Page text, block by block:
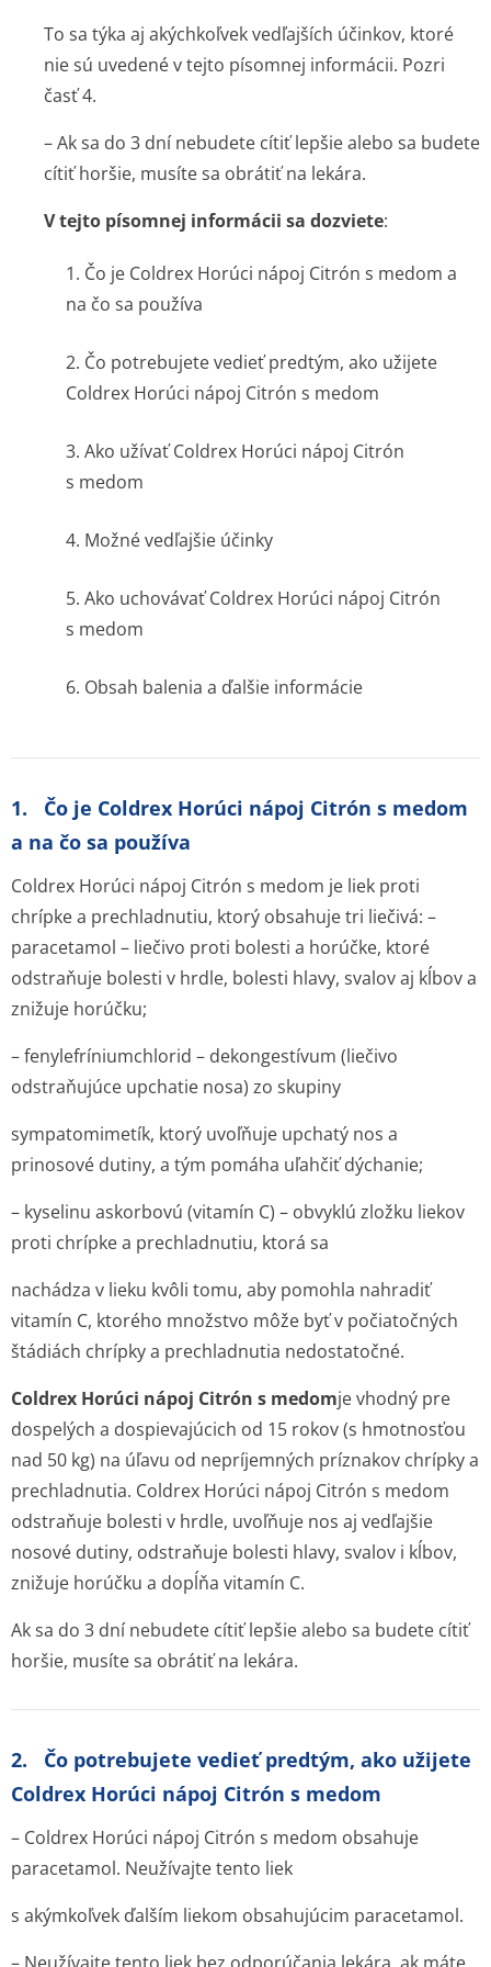
To sa týka aj akýchkoľvek vedľajších účinkov, ktoré
nie sú uvedené v tejto písomnej informácii. Pozri
časť 4.
– Ak sa do 3 dní nebudete cítiť lepšie alebo sa budete
cítiť horšie, musíte sa obrátiť na lekára.
V tejto písomnej informácii sa dozviete:
1. Čo je Coldrex Horúci nápoj Citrón s medom a
na čo sa používa
2. Čo potrebujete vedieť predtým, ako užijete
Coldrex Horúci nápoj Citrón s medom
3. Ako užívať Coldrex Horúci nápoj Citrón
s medom
4. Možné vedľajšie účinky
5. Ako uchovávať Coldrex Horúci nápoj Citrón
s medom
6. Obsah balenia a ďalšie informácie
1. Čo je Coldrex Horúci nápoj Citrón s medom
a na čo sa používa
Coldrex Horúci nápoj Citrón s medom je liek proti
chrípke a prechladnutiu, ktorý obsahuje tri liečivá: –
paracetamol – liečivo proti bolesti a horúčke, ktoré
odstraňuje bolesti v hrdle, bolesti hlavy, svalov aj kĺbov a
znižuje horúčku;
– fenylefrínium­chlorid – dekongestívum (liečivo
odstraňujúce upchatie nosa) zo skupiny
sympatomimetík, ktorý uvoľňuje upchatý nos a
prinosové dutiny, a tým pomáha uľahčiť dýchanie;
– kyselinu askorbovú (vitamín C) – obvyklú zložku liekov
proti chrípke a prechladnutiu, ktorá sa
nachádza v lieku kvôli tomu, aby pomohla nahradiť
vitamín C, ktorého množstvo môže byť v počiatočných
štádiách chrípky a prechladnutia nedostatočné.
Coldrex Horúci nápoj Citrón s medomje vhodný pre
dospelých a dospievajúcich od 15 rokov (s hmotnosťou
nad 50 kg) na úľavu od nepríjemných príznakov chrípky a
prechladnutia. Coldrex Horúci nápoj Citrón s medom
odstraňuje bolesti v hrdle, uvoľňuje nos aj vedľajšie
nosové dutiny, odstraňuje bolesti hlavy, svalov i kĺbov,
znižuje horúčku a dopĺňa vitamín C.
Ak sa do 3 dní nebudete cítiť lepšie alebo sa budete cítiť
horšie, musíte sa obrátiť na lekára.
2. Čo potrebujete vedieť predtým, ako užijete
Coldrex Horúci nápoj Citrón s medom
– Coldrex Horúci nápoj Citrón s medom obsahuje
paracetamol. Neužívajte tento liek
s akýmkoľvek ďalším liekom obsahujúcim paracetamol.